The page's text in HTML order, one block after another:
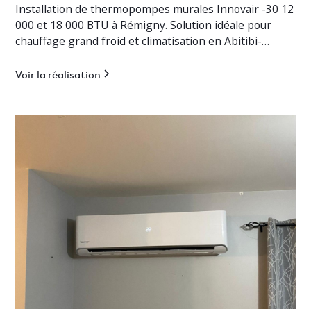
Installation de thermopompes murales Innovair -30 12
000 et 18 000 BTU à Rémigny. Solution idéale pour
chauffage grand froid et climatisation en Abitibi-
Voir la réalisation